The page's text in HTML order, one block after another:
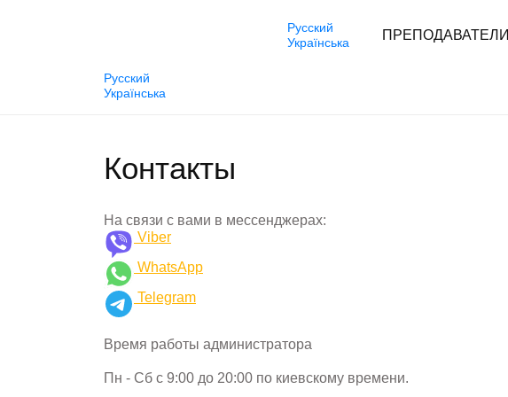
Русский
Українська
ПРЕПОДАВАТЕЛИ
Русский
Українська
Контакты
На связи с вами в мессенджерах:
Viber
WhatsApp
Telegram
Время работы администратора
Пн - Сб с 9:00 до 20:00 по киевскому времени.